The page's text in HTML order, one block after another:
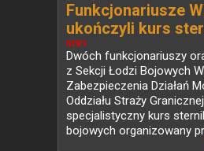
NEWS
Funkcjonariusze
ukończyli kurs
bojowych
Dwóch funkcjonariuszy
z Sekcji Łodzi Bojowych
Zabezpieczenia Działań
Oddziału Straży
specjalistyczny kurs
bojowych organizowany